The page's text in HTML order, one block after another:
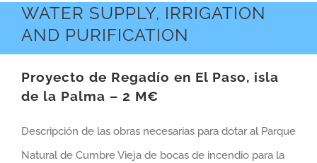
WATER SUPPLY, IRRIGATION
AND PURIFICATION
Proyecto de Regadío en El Paso, isla
de la Palma – 2 M€
Descripción de las obras necesarias para dotar al Parque
Natural de Cumbre Vieja de bocas de incendio para la